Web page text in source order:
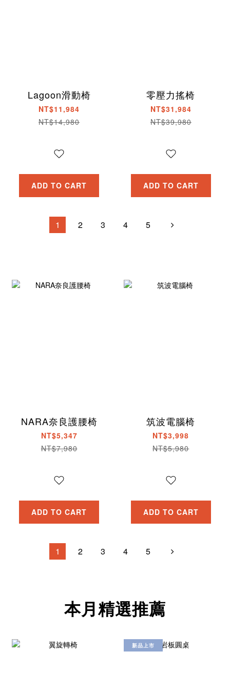
Lagoon滑動椅
NT$11,984
NT$14,980
ADD TO CART
零壓力搖椅
NT$31,984
NT$39,980
ADD TO CART
1 2 3 4 5
NARA奈良護腰椅
NT$5,347
NT$7,980
ADD TO CART
筑波電腦椅
NT$3,998
NT$5,980
ADD TO CART
1 2 3 4 5
本月精選推薦
新品上市